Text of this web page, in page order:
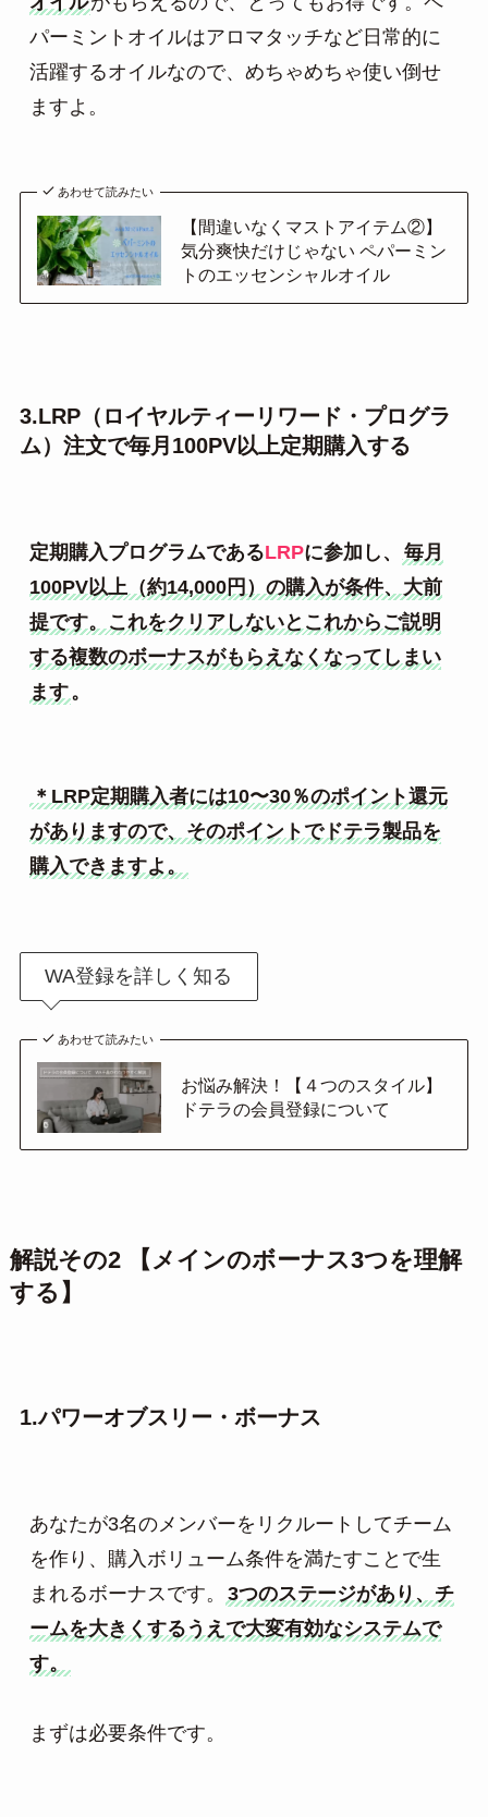
パーミントオイルはアロマタッチなど日常的に
活躍するオイルなので、めちゃめちゃ使い倒せ
ますよ。
あわせて読みたい
【間違いなくマストアイテム②】
気分爽快だけじゃない ペパーミン
トのエッセンシャルオイル
3.LRP（ロイヤルティーリワード・プログラ
ム）注文で毎月100PV以上定期購入する
定期購入プログラムであるLRPに参加し、
毎月
100PV以上（約14,000円）の購入が条件、大前
提です。これをクリアしないとこれからご説明
する複数のボーナスがもらえなくなってしまい
ます 。
＊LRP定期購入者には10〜30％のポイント還元
がありますので、そのポイントでドテラ製品を
購入できますよ。
WA登録を詳しく知る
あわせて読みたい
お悩み解決！【４つのスタイル】
ドテラの会員登録について
解説その2 【メインのボーナス3つを理解
する】
1.パワーオブスリー・ボーナス
あなたが3名のメンバーをリクルートしてチーム
を作り、購入ボリューム条件を満たすことで生
まれるボーナスです。
3つのステージがあり、チ
ームを大きくするうえで大変有効なシステムで
まずは必要条件です。